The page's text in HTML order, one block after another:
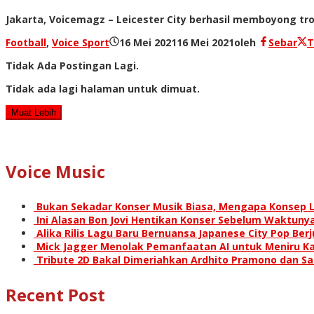
Jakarta, Voicemagz – Leicester City berhasil memboyong
Football, Voice Sport 16 Mei 202116 Mei 2021oleh Sebar
Tidak Ada Postingan Lagi.
Tidak ada lagi halaman untuk dimuat.
Muat Lebih
Voice Music
Bukan Sekadar Konser Musik Biasa, Mengapa Konsep
Ini Alasan Bon Jovi Hentikan Konser Sebelum
Alika Rilis Lagu Baru Bernuansa Japanese City Pop
Mick Jagger Menolak Pemanfaatan AI untuk Meniru
Tribute 2D Bakal Dimeriahkan Ardhito Pramono dan
Recent Post